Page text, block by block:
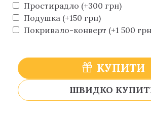
Простирадло (+300 грн)
Подушка (+150 грн)
Покривало-конверт (+1 500
КУПИТИ
ШВИДКО